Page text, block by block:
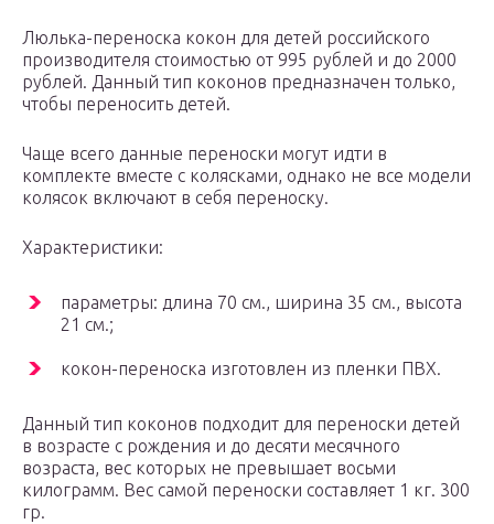
Люлька-переноска кокон для детей российского
производителя стоимостью от 995 рублей и до 2000
рублей. Данный тип коконов предназначен только,
чтобы переносить детей.
Чаще всего данные переноски могут идти в
комплекте вместе с колясками, однако не все модели
колясок включают в себя переноску.
Характеристики:
параметры: длина 70 см., ширина 35 см., высота
21 см.;
кокон-переноска изготовлен из пленки ПВХ.
Данный тип коконов подходит для переноски детей
в возрасте с рождения и до десяти месячного
возраста, вес которых не превышает восьми
килограмм. Вес самой переноски составляет 1 кг. 300
гр.